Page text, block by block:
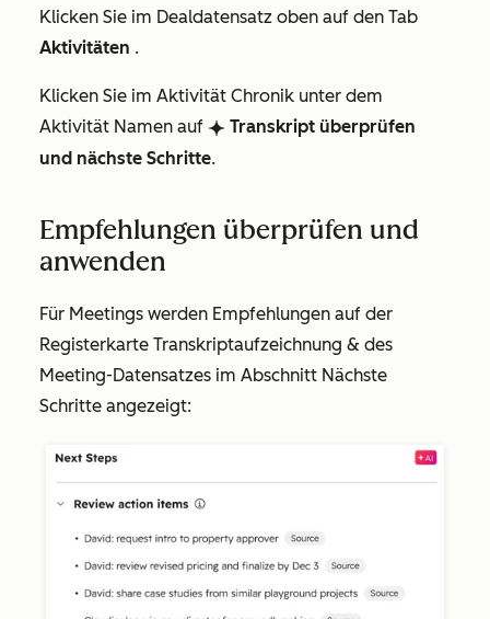
Klicken Sie im Dealdatensatz oben auf den Tab
Aktivitäten .
Klicken Sie im Aktivität Chronik unter dem
Aktivität Namen auf breezeSingleStar Transkript überprüfen
und nächste Schritte.
Empfehlungen überprüfen und
anwenden
Für Meetings werden Empfehlungen auf der
Registerkarte Transkriptaufzeichnung & des
Meeting-Datensatzes im Abschnitt Nächste
Schritte angezeigt: